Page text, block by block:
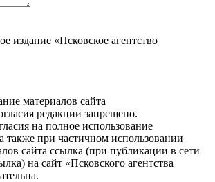
издание «Псковское агентство
материалов сайта
редакции запрещено.
на полное использование
также при частичном использовании
сайта ссылка (при публикации в сети
на сайт «Псковского агентства